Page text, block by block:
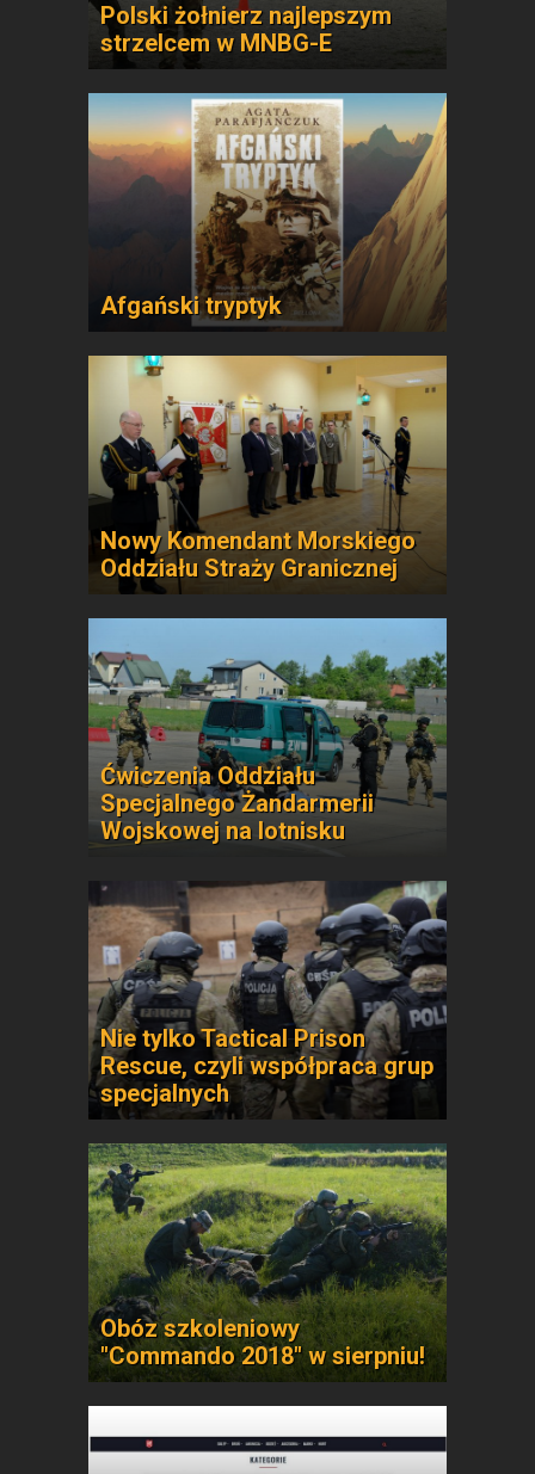
Polski żołnierz najlepszym
strzelcem w MNBG-E
Afgański tryptyk
Nowy Komendant Morskiego
Oddziału Straży Granicznej
Ćwiczenia Oddziału
Specjalnego Żandarmerii
Wojskowej na lotnisku
Nie tylko Tactical Prison
Rescue, czyli współpraca grup
specjalnych
Obóz szkoleniowy
"Commando 2018" w sierpniu!